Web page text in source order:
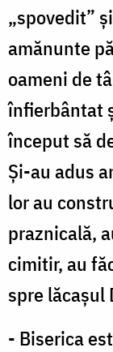
„spovedit”
amănunte
oameni de
înfierbântat
început să
Și-au adus
lor au
praznicală,
cimitir, au
spre lăcașul
- Biserica